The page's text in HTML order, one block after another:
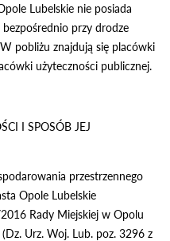
Lubelskie nie posiada
przy drodze
pobliżu znajdują się placówki
użyteczności publicznej.
I SPOSÓB JEJ
przestrzennego
Opole Lubelskie
Rady Miejskiej w Opolu
Urz. Woj. Lub. poz. 3296 z